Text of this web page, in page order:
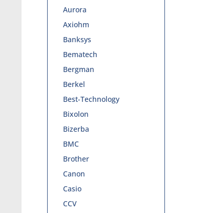
Aurora
Axiohm
Banksys
Bematech
Bergman
Berkel
Best-Technology
Bixolon
Bizerba
BMC
Brother
Canon
Casio
CCV